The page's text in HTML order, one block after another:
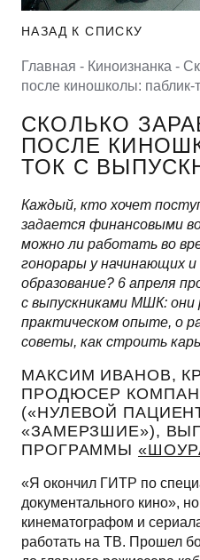
НАЗАД К СПИСКУ
Главная - Киноизнанка -
после киношколы:
СКОЛЬКО
ПОСЛЕ
ТОК С
Каждый, кто хочет
задается финансовыми
можно ли работать во
гонорары у начинающих
образование? 6 апреля
с выпускниками МШК: они
практическом опыте, о
советы, как строить
МАКСИМ ИВАНОВ,
ПРОДЮСЕР
(«НУЛЕВОЙ
«ЗАМЕРЗШИЕ»),
ПРОГРАММЫ
«Я окончил ГИТР по
документального кино»,
кинематографом и
работать на ТВ. Прошел